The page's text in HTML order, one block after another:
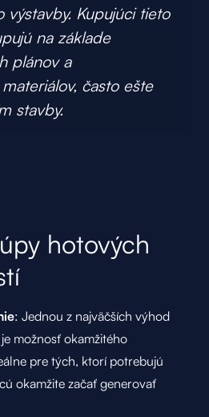
výstavby. Kupujúci tieto
na základe
plánov a
často ešte
stavby.
hotových
: Jednou z najväčších výhod
možnosť okamžitého
pre tých, ktorí potrebujú
okamžite začať generovať